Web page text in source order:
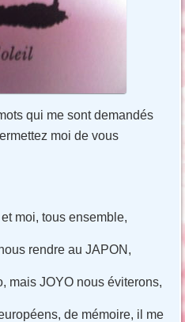
qui me sont demandés
moi de vous
moi, tous ensemble,
rendre au JAPON,
mais JOYO nous éviterons,
de mémoire, il me